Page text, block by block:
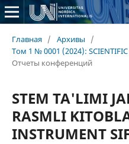
Главная / Архивы
/
Том 1 № 0001 (2024): SCIENTIFIC
Отчеты конференций
STEM TA'LIMI
RASMLI
INSTRUMENT